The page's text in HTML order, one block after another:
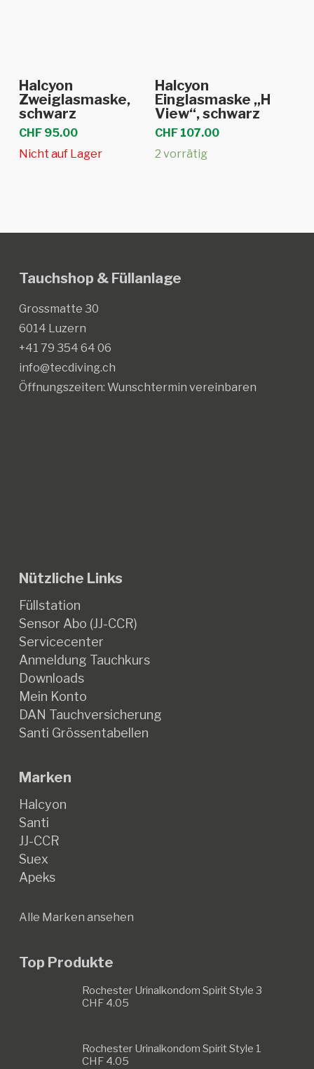
Halcyon
Zweiglasmaske,
schwarz
CHF95.00
Nicht auf Lager
Halcyon
Einglasmaske „H
View“, schwarz
CHF 107.00
2 vorrätig
Tauchshop & Füllanlage
Grossmatte 30
6014 Luzern
+41 79 354 64 06
info@tecdiving.ch
Öffnungszeiten: Wunschtermin vereinbaren
Nützliche Links
Füllstation
Sensor Abo (JJ-CCR)
Servicecenter
Anmeldung Tauchkurs
Downloads
Mein Konto
DAN Tauchversicherung
Santi Grössentabellen
Marken
Halcyon
Santi
JJ-CCR
Suex
Apeks
Alle Marken ansehen
Top Produkte
Rochester Urinalkondom Spirit Style 3
CHF4.05
Rochester Urinalkondom Spirit Style 1
CHF4.05